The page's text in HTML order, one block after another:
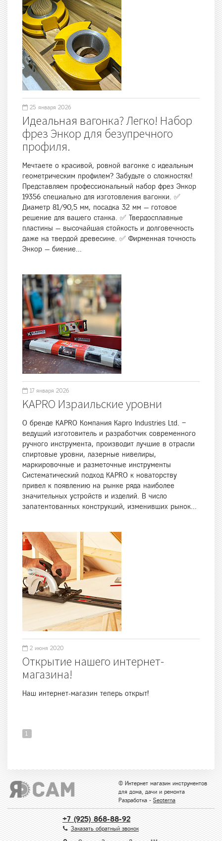
25 января 2026
Идеальная вагонка? Легко! Набор
фрез Энкор для безупречного
профиля.
Мечтаете о красивой, ровной вагонке с идеальным
геометрическим профилем? Забудьте о сложностях!
Представляем профессиональный набор фрез Энкор
19356 специально для изготовления вагонки. ✅
Диаметр 81/90,5 мм, посадка 32 мм — готовое
решение для вашего станка. ✅ Твердосплавные
пластины — высочайшая стойкость и долговечность
даже на твердой древесине. ✅ Фирменная точность
Энкор — биение...
17 января 2026
KAPRO Израильские уровни
О бренде KAPRO Компания Kapro Industries Ltd. –
ведущий изготовитель и разработчик современного
ручного инструмента, производит лучшие в отрасли
спиртовые уровни, лазерные нивелиры,
маркировочные и разметочные инструменты
Систематический подход KAPRO к новаторству
привел к появлению на рынке ряда наиболее
значительных устройств и изделий. В число
запатентованных конструкций, изменивших рынок...
2 июня 2020
Открытие нашего интернет-
магазина!
Наш интернет-магазин теперь открыт!
1
© Интернет магазин инструментов
для дома, дачи и ремонта
Разработка - Seoterna
+7 (925) 868-88-92
Заказать обратный звонок